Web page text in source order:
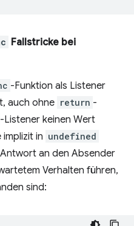
Fallstricke bei
-Funktion als Listener
auch ohne return -
-Listener keinen Wert
in undefined
an den Absender
Verhalten führen,
sind: